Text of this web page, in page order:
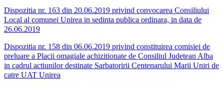
Dispozitia nr. 163 din 20.06.2019 privind convocarea Consiliului
Local al comunei Unirea in sedinta publica ordinara, in data de
26.06.2019
Dispozitia nr. 158 din 06.06.2019 privind constituirea comisiei de
preluare a Placii omagiale achizitionate de Consiliul Judetean Alba
in cadrul actiunilor destinate Sarbatoririi Centenarului Marii Uniri de
catre UAT Unirea